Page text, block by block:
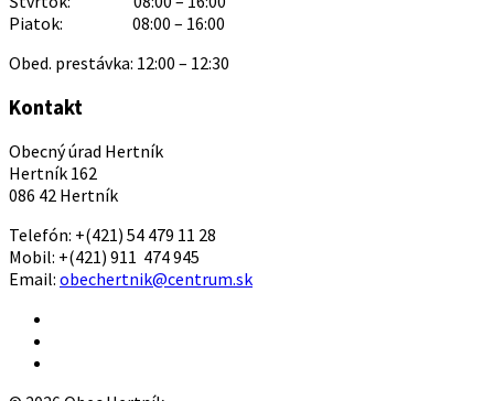
Piatok: 08:00 – 16:00
Obed. prestávka: 12:00 – 12:30
Kontakt
Obecný úrad Hertník
Hertník 162
086 42 Hertník
Telefón: +(421) 54 479 11 28
Mobil: +(421) 911 474 945
Email: obechertnik@centrum.sk